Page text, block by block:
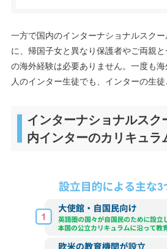
一方で国内のインターナショナルスク
に、帰国子女と異なり保護者やご両親
の海外経験は必要ありません。一度も
人のインター生徒でも、インターの生徒
インターナショナルスク
内インターのカリキュラ